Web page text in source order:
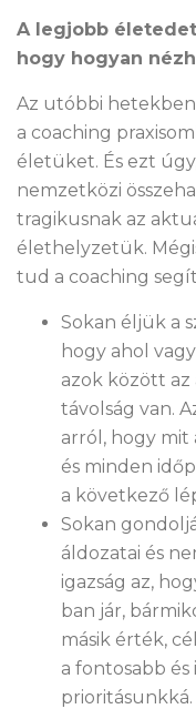
A legjobb
hogy hogyan
Az utóbbi
a coaching
életüket. És ezt
nemzetközi
tragikusnak az
élethelyzetük.
tud a coaching
Sokan éljük a
hogy ahol
azok között
távolság van.
arról, hogy
és minden
a következő
Sokan
áldozatai és
igazság az,
ban jár,
másik érték,
a fontosabb
prioritásunkká.